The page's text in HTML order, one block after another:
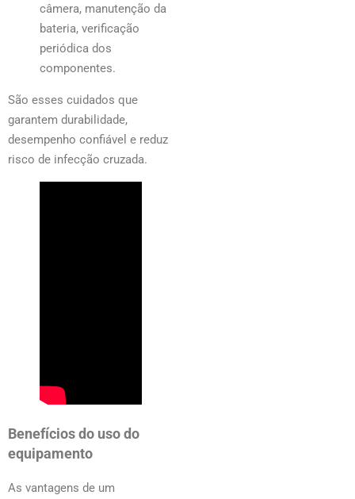
câmera, manutenção da
bateria, verificação
periódica dos
componentes.
São esses cuidados que
garantem durabilidade,
desempenho confiável e reduz
risco de infecção cruzada.
Benefícios do uso do
equipamento
As vantagens de um